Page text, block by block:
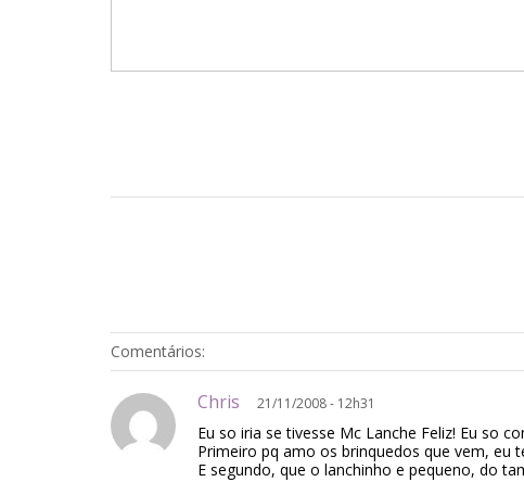
Comentários:
Chris 21/11/2008 - 12h31
Eu so iria se tivesse Mc Lanche Feliz! Eu so
Primeiro pq amo os brinquedos que vem, eu
E segundo, que o lanchinho e pequeno, do